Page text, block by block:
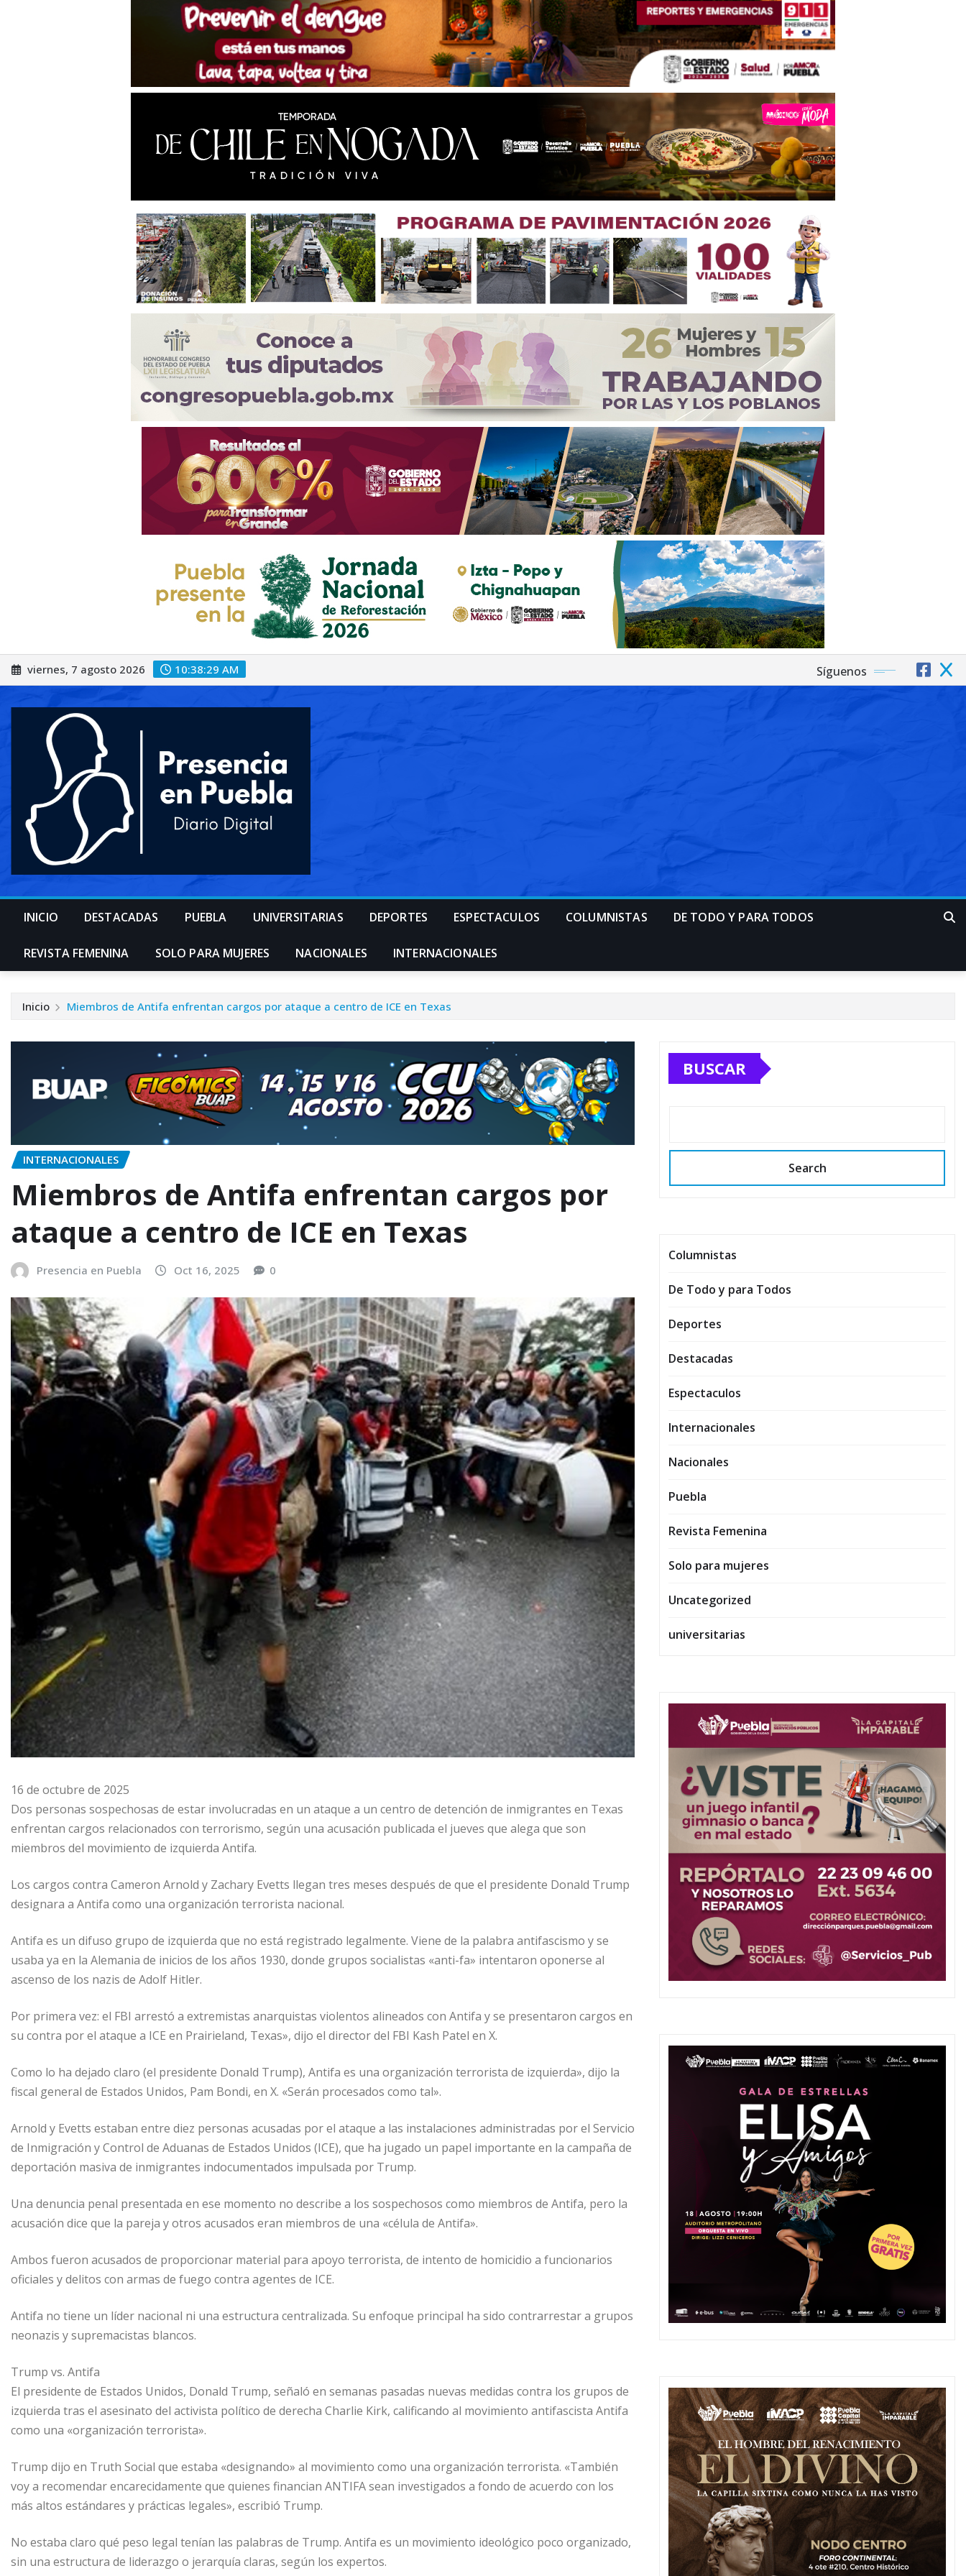
Saltar
al
viernes, 7 agosto 2026 10:38:31 AM Síguenos
INICIO DESTACADAS PUEBLA UNIVERSITARIAS DEPORTES ESPECTACULOS COLUMNISTAS DE TODO Y PARA TODOS
REVISTA FEMENINA SOLO PARA MUJERES NACIONALES INTERNACIONALES
Inicio Miembros de Antifa enfrentan cargos por ataque a centro de ICE en Texas
INTERNACIONALES
Miembros de Antifa enfrentan cargos por
ataque a centro de ICE en Texas
Presencia en Puebla Oct 16, 2025 0
16 de octubre de 2025
Dos personas sospechosas de estar involucradas en un ataque a un centro de detención de inmigrantes en Texas
enfrentan cargos relacionados con terrorismo, según una acusación publicada el jueves que alega que son
miembros del movimiento de izquierda Antifa.
Los cargos contra Cameron Arnold y Zachary Evetts llegan tres meses después de que el presidente Donald Trump
designara a Antifa como una organización terrorista nacional.
Antifa es un difuso grupo de izquierda que no está registrado legalmente. Viene de la palabra antifascismo y se
usaba ya en la Alemania de inicios de los años 1930, donde grupos socialistas «anti-fa» intentaron oponerse al
ascenso de los nazis de Adolf Hitler.
Por primera vez: el FBI arrestó a extremistas anarquistas violentos alineados con Antifa y se presentaron cargos en
su contra por el ataque a ICE en Prairieland, Texas», dijo el director del FBI Kash Patel en X.
Como lo ha dejado claro (el presidente Donald Trump), Antifa es una organización terrorista de izquierda», dijo la
fiscal general de Estados Unidos, Pam Bondi, en X. «Serán procesados como tal».
Arnold y Evetts estaban entre diez personas acusadas por el ataque a las instalaciones administradas por el Servicio
de Inmigración y Control de Aduanas de Estados Unidos (ICE), que ha jugado un papel importante en la campaña de
deportación masiva de inmigrantes indocumentados impulsada por Trump.
Una denuncia penal presentada en ese momento no describe a los sospechosos como miembros de Antifa, pero la
acusación dice que la pareja y otros acusados eran miembros de una «célula de Antifa».
Ambos fueron acusados de proporcionar material para apoyo terrorista, de intento de homicidio a funcionarios
oficiales y delitos con armas de fuego contra agentes de ICE.
Antifa no tiene un líder nacional ni una estructura centralizada. Su enfoque principal ha sido contrarrestar a grupos
neonazis y supremacistas blancos.
Trump vs. Antifa
El presidente de Estados Unidos, Donald Trump, señaló en semanas pasadas nuevas medidas contra los grupos de
izquierda tras el asesinato del activista político de derecha Charlie Kirk, calificando al movimiento antifascista Antifa
como una «organización terrorista».
Trump dijo en Truth Social que estaba «designando» al movimiento como una organización terrorista. «También
voy a recomendar encarecidamente que quienes financian ANTIFA sean investigados a fondo de acuerdo con los
más altos estándares y prácticas legales», escribió Trump.
No estaba claro qué peso legal tenían las palabras de Trump. Antifa es un movimiento ideológico poco organizado,
sin una estructura de liderazgo o jerarquía claras, según los expertos.
BUSCAR
Search
Columnistas
De Todo y para Todos
Deportes
Destacadas
Espectaculos
Internacionales
Nacionales
Puebla
Revista Femenina
Solo para mujeres
Uncategorized
universitarias